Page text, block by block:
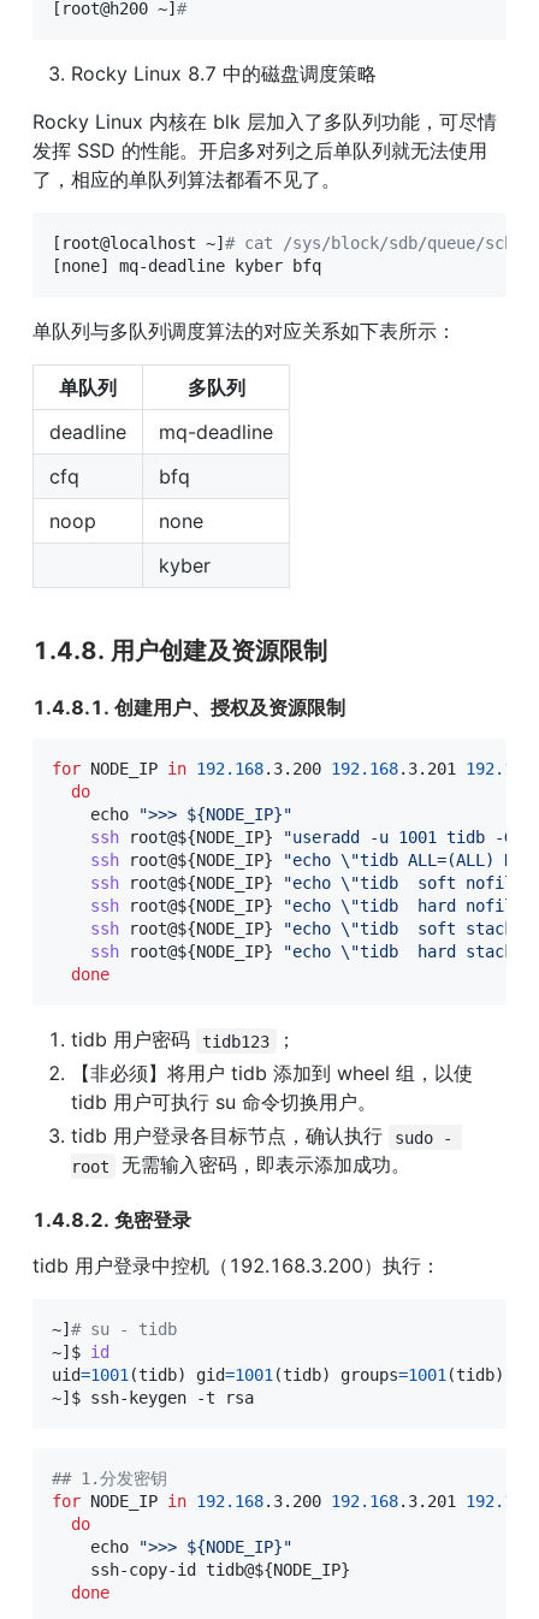
[ root@h200 ~] #
Rocky Linux 8.7 中的磁盘调度策略
Rocky Linux 内核在 blk 层加入了多队列功能，可尽情
发挥 SSD 的性能。开启多对列之后单队列就无法使用
了，相应的单队列算法都看不见了。
[ root@localhost ~] # cat /sys/block/sdb/queue/
[none] mq-deadline kyber bfq
单队列与多队列调度算法的对应关系如下表所示：
单队列
多队列
deadline
mq-deadline
cfq
bfq
noop
none
kyber
1.4.8. 用户创建及资源限制
1.4.8.1. 创建用户、授权及资源限制
for NODE_IP in 192.168.3.200 192.168.3.201 192.168
do
echo
">>> ${NODE_IP}"
ssh root@${NODE_IP}
"useradd -u 1001 tidb -G
ssh root@${NODE_IP} "echo \"tidb ALL=(ALL)
ssh root@${NODE_IP} "echo \"tidb  soft nofile
ssh root@${NODE_IP} "echo \"tidb  hard nofile
ssh root@${NODE_IP} "echo \"tidb  soft stack
ssh root@${NODE_IP} "echo \"tidb  hard stack
done
tidb 用户密码 tidb123
；
【非必须】将用户 tidb 添加到 wheel 组，以使
tidb 用户可执行 su 命令切换用户。
tidb 用户登录各目标节点，确认执行
sudo -
root
无需输入密码，即表示添加成功。
1.4.8.2. 免密登录
tidb 用户登录中控机（192.168.3.200）执行：
~] # su - tidb
~] $ id
uid=1001(tidb) gid=1001(tidb) groups=1001(tidb)
~] $ ssh-keygen -t rsa
## 1.分发密钥
for NODE_IP in 192.168.3.200 192.168.3.201 192.168
do
echo
">>> ${NODE_IP}"
    ssh-copy-id tidb@
${NODE_IP}
done